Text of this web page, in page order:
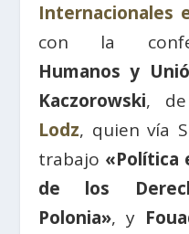
Internacionales
con la
Humanos y
Kaczorowski,
Lodz, quien vía
trabajo «Política
de los
Polonia», y